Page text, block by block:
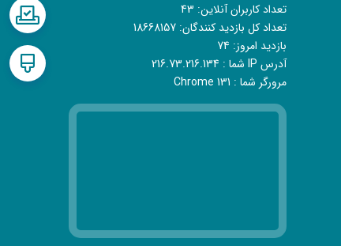
تعداد کاربران آنلاین: 43
تعداد کل بازدید کنندگان: 18668157
بازدید امروز: 74
آدرس IP شما :
216.73.216.134
مرورگر شما : Chrome 131